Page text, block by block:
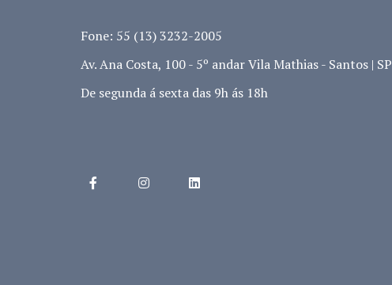
Fone: 55 (13) 3232-2005
Av. Ana Costa, 100 - 5º andar Vila Mathias - Santos | SP
De segunda á sexta das 9h ás 18h